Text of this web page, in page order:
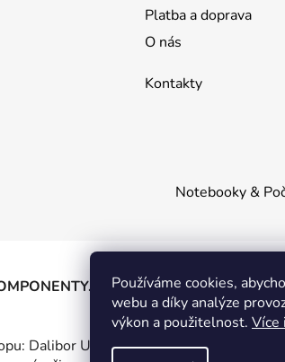
Používáme cookies,
webu a díky analýze
výkon a použitelnost. Více
Platba a doprava
O nás
Kontakty
Notebooky &
/ WIZIT.EU. Všechna
Dalibor Urban, IČ: 88355144, DIČ: